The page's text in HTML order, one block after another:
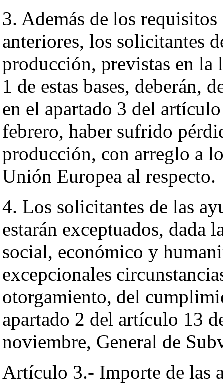
3. Además de los
anteriores, los solicitantes
producción, previstas en
1 de estas bases, deberán,
en el apartado 3 del
febrero, haber sufrido
producción, con arreglo a
Unión Europea al respecto.
4. Los solicitantes de las
estarán exceptuados, dada
social, económico y
excepcionales
otorgamiento, del
apartado 2 del artículo 13
noviembre, General de
Artículo 3.- Importe de las